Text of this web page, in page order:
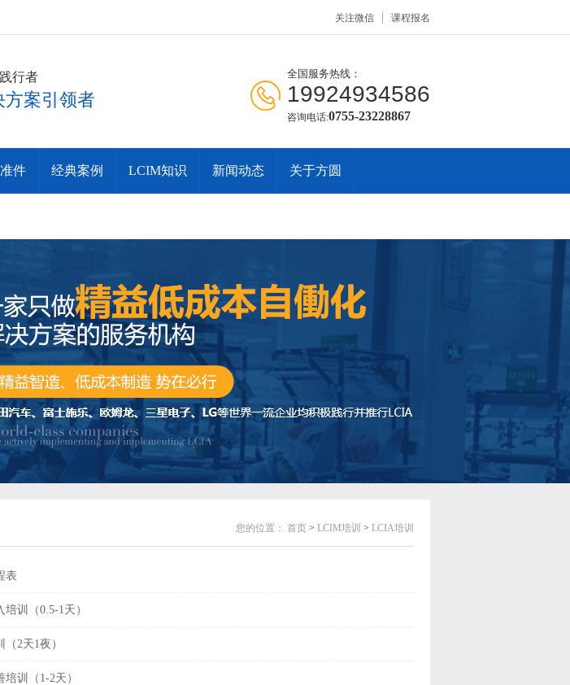
关注微信 课程报名
行者
案引领者
全国服务热线：
19924934586
咨询电话:0755-23228867
件 经典案例 LCIM知识 新闻动态 关于方圆
您的位置： 首页 > LCIM培训 > LCIA培训
表
训（0.5-1天）
2天1夜）
训（1-2天）